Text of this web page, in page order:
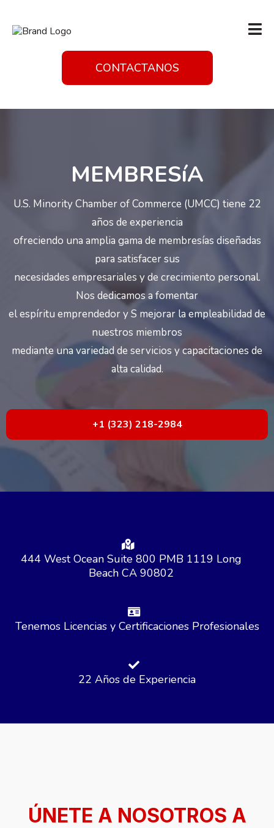
CONTACTANOS
MEMBRESíA
U.S. Minority Chamber of Commerce (UMCC) tiene 22
años de experiencia
ofreciendo una amplia gama de membresías diseñadas
para satisfacer sus
necesidades empresariales y de crecimiento personal.
Nos dedicamos a fomentar
el espíritu emprendedor y S mejorar la empleabilidad de
nuestros miembros
mediante una variedad de servicios y capacitaciones de
alta calidad.
+1 (323) 218-2984
444 West Ocean Suite 800 PMB 1119 Long
Beach CA 90802
Tenemos Licencias y Certificaciones Profesionales
22 Años de Experiencia
ÚNETE A NOSOTROS A